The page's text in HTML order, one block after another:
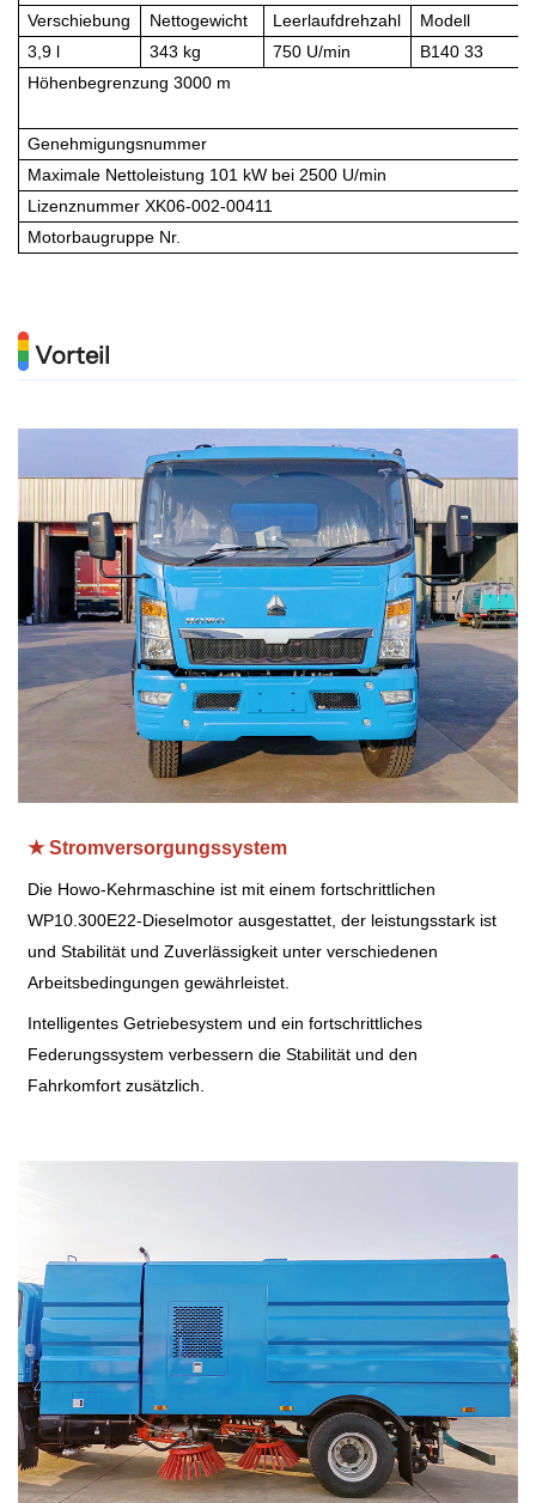
Verschiebung Nettogewicht Leerlaufdrehzahl
Modell
3,9 l
343 kg 750 U/min
B140 33
Höhenbegrenzung 3000 m
Genehmigungsnummer
Maximale Nettoleistung 101 kW bei 2500 U/min
Lizenznummer XK06-002-00411
Motorbaugruppe Nr.
Vorteil
★ Stromversorgungssystem
Die Howo-Kehrmaschine ist mit einem fortschrittlichen
WP10.300E22-Dieselmotor ausgestattet, der leistungsstark ist
und Stabilität und Zuverlässigkeit unter verschiedenen
Arbeitsbedingungen gewährleistet.
Intelligentes Getriebesystem und ein fortschrittliches
Federungssystem verbessern die Stabilität und den
Fahrkomfort zusätzlich.